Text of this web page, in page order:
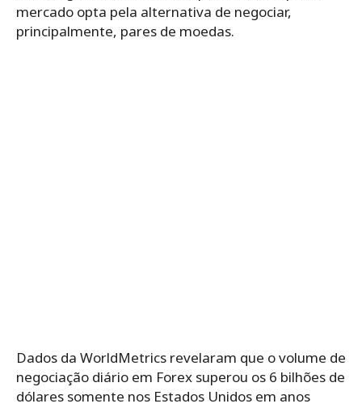
mercado opta pela alternativa de negociar,
principalmente, pares de moedas.
Dados da WorldMetrics revelaram que o volume de
negociação diário em Forex superou os 6 bilhões de
dólares somente nos Estados Unidos em anos